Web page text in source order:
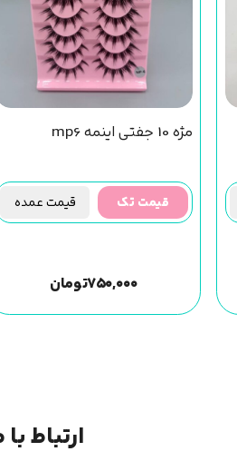
مژه 10 جفتی اینمه mp6
قیمت تک قیمت عمده
۷۵۰,۰۰۰تومان
ارتباط با